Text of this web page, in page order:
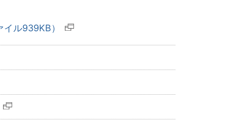
ル939KB）